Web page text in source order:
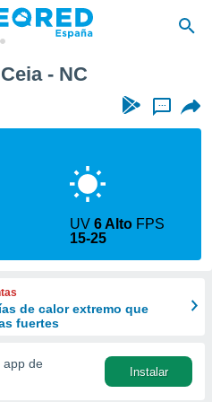
- NC
...
UV6 Alto FPS
15-25
de calor extremo que
fuertes
app de
Instalar